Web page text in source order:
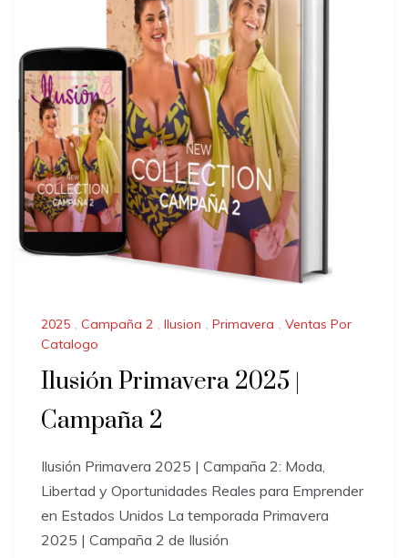
2025 , Campaña 2 , Ilusion , Primavera , Ventas Por
Catalogo
Ilusión Primavera 2025 |
Campaña 2
Ilusión Primavera 2025 | Campaña 2: Moda,
Libertad y Oportunidades Reales para Emprender
en Estados Unidos La temporada Primavera
2025 | Campaña 2 de Ilusión